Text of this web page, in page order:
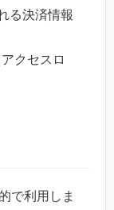
る決済情報
クセスロ
で利用しま